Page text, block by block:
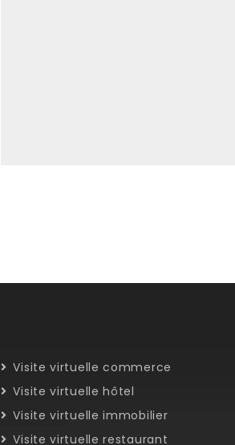
Visite virtuelle commerce
Visite virtuelle hôtel
Visite virtuelle immobilier
Visite virtuelle restaurant